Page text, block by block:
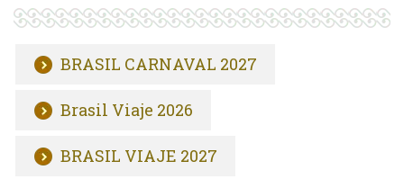
BRASIL CARNAVAL 2027
Brasil Viaje 2026
BRASIL VIAJE 2027